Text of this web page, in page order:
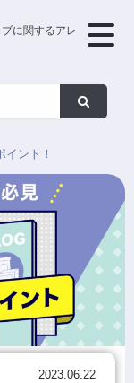
に関するアレ
ント！
2023.06.22